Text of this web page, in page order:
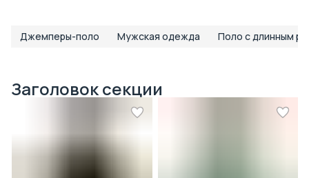
Джемперы-поло Мужская одежда Поло с длинным
Заголовок секции